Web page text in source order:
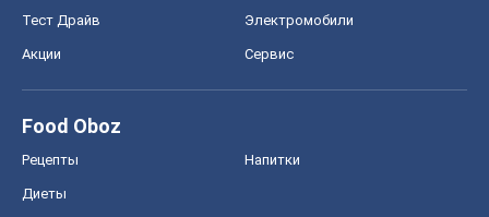
Тест Драйв Электромобили
Акции Сервис
Food Oboz
Рецепты Напитки
Диеты